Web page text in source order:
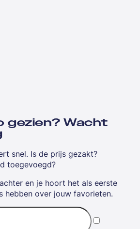
gezien? Wacht
snel. Is de prijs gezakt?
toegevoegd?
en je hoort het als eerste
hebben over jouw favorieten.